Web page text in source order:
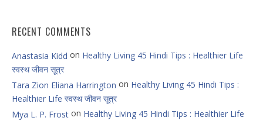
RECENT COMMENTS
Anastasia Kidd on Healthy Living 45 Hindi Tips : Healthier Life
स्वस्थ जीवन सूत्र
Tara Zion Eliana Harrington on Healthy Living 45 Hindi Tips :
Healthier Life स्वस्थ जीवन सूत्र
Mya L. P. Frost on Healthy Living 45 Hindi Tips : Healthier Life